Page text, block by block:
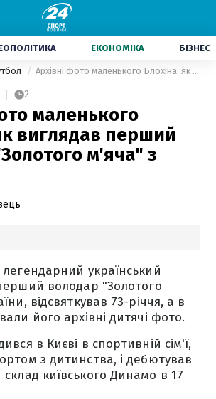
ЕКОНОМІКА БІЗНЕС
Архівні фото маленького Блохіна: як виглядав перший володар "Золотого м'яча" з України
2
маленького
виглядав перший
м'яча" з
легендарний український
володар "Золотого
відсвяткував 73-річчя, а в
його архівні дитячі фото.
в Києві в спортивній сім'ї,
з дитинства, і дебютував
київського Динамо в 17